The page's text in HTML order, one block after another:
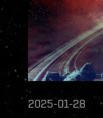
2025-01-28